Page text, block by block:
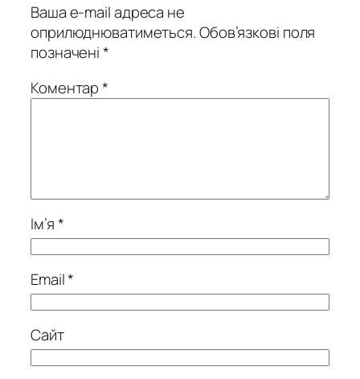
Ваша e-mail адреса не
оприлюднюватиметься.Обов’язкові поля
позначені*
Коментар*
Ім’я*
Email*
Сайт